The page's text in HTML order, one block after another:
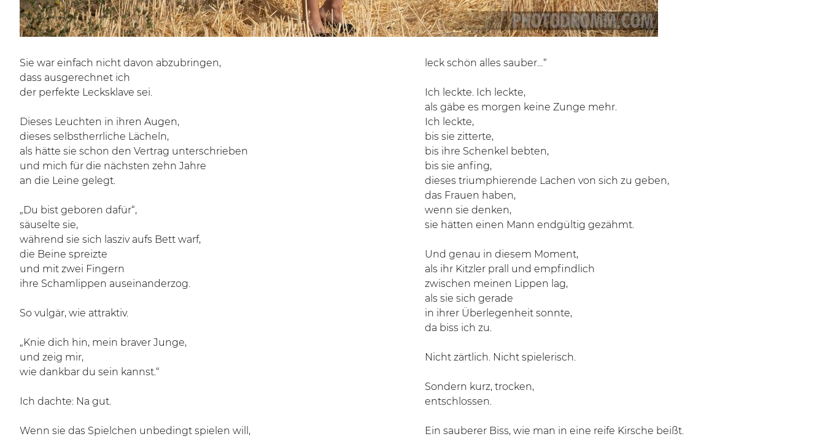
Sie war einfach nicht davon abzubringen,
dass ausgerechnet ich
der perfekte Lecksklave sei.
Dieses Leuchten in ihren Augen,
dieses selbstherrliche Lächeln,
als hätte sie schon den Vertrag unterschrieben
und mich für die nächsten zehn Jahre
an die Leine gelegt.
„Du bist geboren dafür“,
säuselte sie,
während sie sich lasziv aufs Bett warf,
die Beine spreizte
und mit zwei Fingern
ihre Schamlippen auseinanderzog.
So vulgär, wie attraktiv.
„Knie dich hin, mein braver Junge,
und zeig mir,
wie dankbar du sein kannst.“
Ich dachte: Na gut.
Wenn sie das Spielchen unbedingt spielen will,
leck schön alles sauber…“
Ich leckte. Ich leckte,
als gäbe es morgen keine Zunge mehr.
Ich leckte,
bis sie zitterte,
bis ihre Schenkel bebten,
bis sie anfing,
dieses triumphierende Lachen von sich zu geben,
das Frauen haben,
wenn sie denken,
sie hätten einen Mann endgültig gezähmt.
Und genau in diesem Moment,
als ihr Kitzler prall und empfindlich
zwischen meinen Lippen lag,
als sie sich gerade
in ihrer Überlegenheit sonnte,
da biss ich zu.
Nicht zärtlich. Nicht spielerisch.
Sondern kurz, trocken,
entschlossen.
Ein sauberer Biss, wie man in eine reife Kirsche beißt.